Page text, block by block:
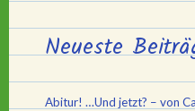
Neueste
Abitur! …Und jetzt? – von